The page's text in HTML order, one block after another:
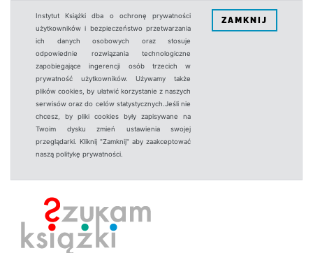
Instytut Książki dba o ochronę prywatności
użytkowników i bezpieczeństwo przetwarzania
ich danych osobowych oraz stosuje
odpowiednie rozwiązania technologiczne
zapobiegające ingerencji osób trzecich w
prywatność użytkowników. Używamy także
plików cookies, by ułatwić korzystanie z naszych
serwisów oraz do celów statystycznych.Jeśli nie
chcesz, by pliki cookies były zapisywane na
Twoim dysku zmień ustawienia swojej
przeglądarki. Kliknij "Zamknij" aby zaakceptować
naszą politykę prywatności.
ZAMKNIJ